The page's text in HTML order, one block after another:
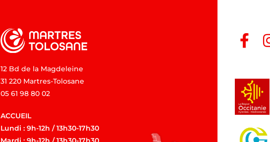
12 Bd de la Magdeleine
31 220 Martres-Tolosane
05 61 98 80 02
ACCUEIL
Lundi : 9h-12h / 13h30-17h30